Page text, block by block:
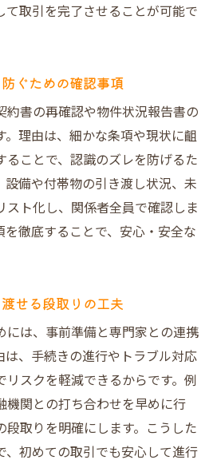
取引を完了させることが可能で
ぐための確認事項
約書の再確認や物件状況報告書の
。理由は、細かな条項や現状に齟
ことで、認識のズレを防げるた
設備や付帯物の引き渡し状況、未
ト化し、関係者全員で確認しま
徹底することで、安心・安全な
せる段取りの工夫
には、事前準備と専門家との連携
、手続きの進行やトラブル対応
リスクを軽減できるからです。例
機関との打ち合わせを早めに行
段取りを明確にします。こうした
、初めての取引でも安心して進行